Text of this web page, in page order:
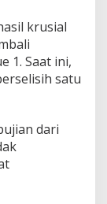
krusial
1. Saat ini,
satu
dari